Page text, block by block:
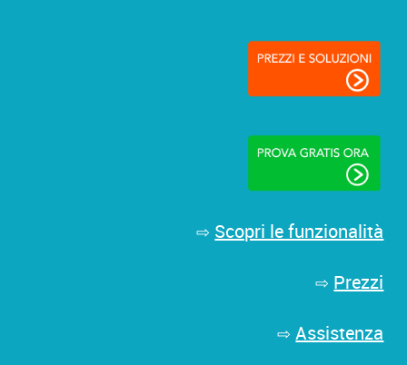
⇨ Scopri le funzionalità
⇨ Prezzi
⇨ Assistenza